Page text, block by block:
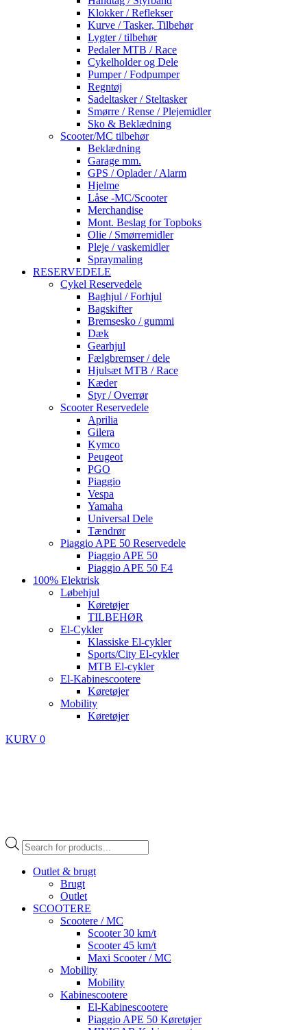
Klokker / Reflekser
Kurve / Tasker, Tilbehør
Lygter / tilbehør
Pedaler MTB / Race
Cykelholder og Dele
Pumper / Fodpumper
Regntøj
Sadeltasker / Steltasker
Smørre / Rense / Plejemidler
Sko & Beklædning
Scooter/MC tilbehør
Beklædning
Garage mm.
GPS / Oplader / Alarm
Hjelme
Låse -MC/Scooter
Merchandise
Mont. Beslag for Topboks
Olie / Smørremidler
Pleje / vaskemidler
Spraymaling
RESERVEDELE
Cykel Reservedele
Baghjul / Forhjul
Bagskifter
Bremsesko / gummi
Dæk
Gearhjul
Fælgbremser / dele
Hjulsæt MTB / Race
Kæder
Styr / Overrør
Scooter Reservedele
Aprilia
Gilera
Kymco
Peugeot
PGO
Piaggio
Vespa
Yamaha
Universal Dele
Tændrør
Piaggio APE 50 Reservedele
Piaggio APE 50
Piaggio APE 50 E4
100% Elektrisk
Løbehjul
Køretøjer
TILBEHØR
El-Cykler
Klassiske El-cykler
Sports/City El-cykler
MTB El-cykler
El-Kabinescootere
Køretøjer
Mobility
Køretøjer
KURV 0
Products
search
Outlet & brugt
Brugt
Outlet
SCOOTERE
Scootere / MC
Scooter 30 km/t
Scooter 45 km/t
Maxi Scooter / MC
Mobility
Mobility
Kabinescootere
El-Kabinescootere
Piaggio APE 50 Køretøjer